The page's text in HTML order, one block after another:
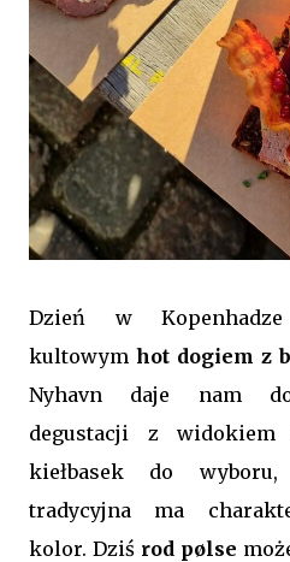
Dzień w
kultowym hot dogiem z
Nyhavn daje nam
degustacji z
kiełbasek do
tradycyjna ma
kolor. Dziś rod pølse